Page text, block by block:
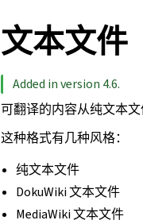
文本文件
Added in version 4.6.
可翻译的内容从纯文本
这种格式有几种风格：
纯文本文件
DokuWiki 文本文件
MediaWiki 文本文件